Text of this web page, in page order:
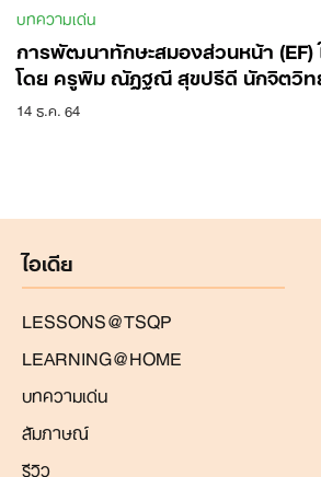
for:
บทความเด่น
การพัฒนาทักษะสมองส่วนหน้า (EF)
โดย ครูพิม ณัฏฐณี สุขปรีดี นักจิตวิ
14 ธ.ค. 64
ไอเดีย
LESSONS@TSQP
LEARNING@HOME
บทความเด่น
สัมภาษณ์
รีวิว